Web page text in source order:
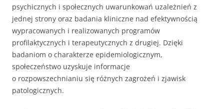
psychicznych i społecznych uwarunkowań uzależnień z
jednej strony oraz badania kliniczne nad efektywnością
wypracowanych i realizowanych programów
profilaktycznych i terapeutycznych z drugiej. Dzięki
badaniom o charakterze epidemiologicznym,
społeczeństwo uzyskuje informacje
o rozpowszechnianiu się różnych zagrożeń i zjawisk
patologicznych.